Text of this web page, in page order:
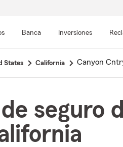
Banca Inversiones
States California Canyon
seguro